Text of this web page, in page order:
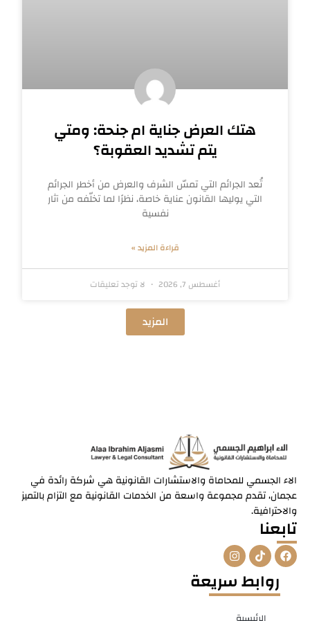
هتك العرض جناية ام جنحة: ومتي
يتم تشديد العقوبة؟
تُعد الجرائم التي تمسّ الشرف والعرض من أخطر الجرائم
التي يوليها القانون عناية خاصة، نظرًا لما تخلّفه من آثار
نفسية
قراءة المزيد »
أغسطس 7, 2026 لا توجد تعليقات
المزيد
الاء الجسمي للمحاماة والاستشارات القانونية هي شركة رائدة في
عجمان، تقدم مجموعة واسعة من الخدمات القانونية مع التزام بالتميز
والاحترافية.
تابعنا
F
a
c
b
T
i
k
t
o
I
n
s
t
a
روابط سريعة